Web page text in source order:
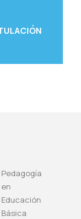
Pedagogía
en
Educación
Básica